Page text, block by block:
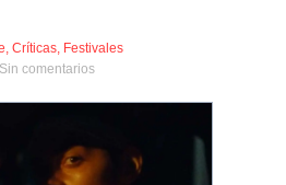
, Críticas, Festivales
Sin comentarios